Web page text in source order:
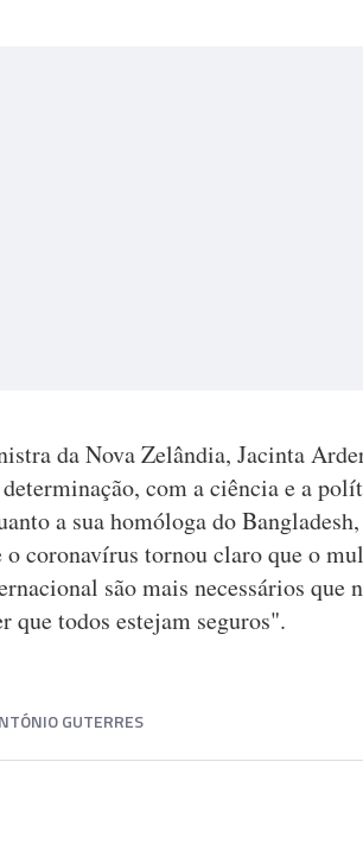
da Nova Zelândia, Jacinta
com a ciência e a
a sua homóloga do
o coronavírus tornou claro que o
são mais necessários que
que todos estejam seguros".
GUTERRES